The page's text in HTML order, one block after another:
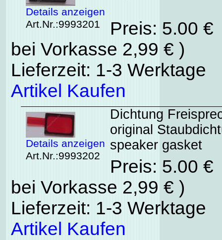
Details anzeigen
Art.Nr.:9993201
Preis: 5.00
bei Vorkasse 2,99 € )
Lieferzeit: 1-3 Werktage
Artikel Kaufen
Details anzeigen
Art.Nr.:9993202
Dichtung
original
speaker gasket
Preis: 5.00
bei Vorkasse 2,99 € )
Lieferzeit: 1-3 Werktage
Artikel Kaufen